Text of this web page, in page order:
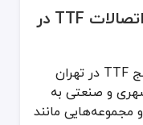
بررسی خرید فروش و قیمت اتصالات TTF در
بازار خرید اتصالات جوشی TTF و فلنج TTF در تهران
و صنعتی به
مانند